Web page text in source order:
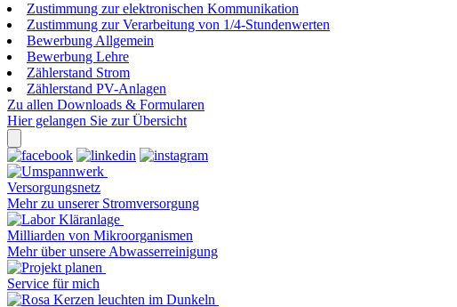
Zustimmung zur elektronischen Kommunikation
Zustimmung zur Verarbeitung von 1/4-Stundenwerten
Bewerbung Allgemein
Bewerbung Lehre
Zählerstand Strom
Zählerstand PV-Anlagen
Zu allen Downloads & Formularen
Hier gelangen Sie zur Übersicht
Versorgungsnetz
Mehr zu unserer Stromversorgung
Milliarden von Mikroorganismen
Mehr über unsere Abwasserreinigung
Service für mich